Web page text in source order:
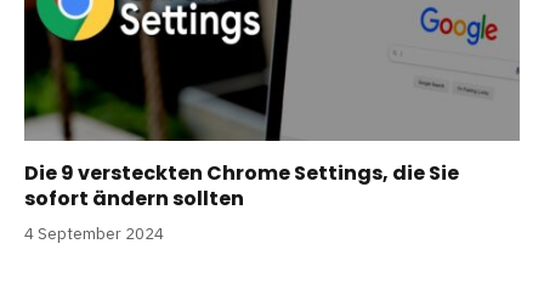
Die 9 versteckten Chrome Settings, die Sie
sofort ändern sollten
4 September 2024